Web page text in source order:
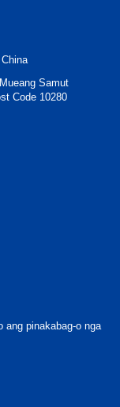
Samut
Code 10280
ang pinakabag-o nga